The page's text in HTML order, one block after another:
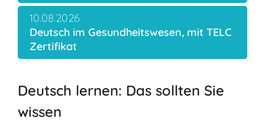
Deutsch im Gesundheitswesen, mit TELC
Zertifikat
10.08.2026
Deutsch lernen: Das sollten Sie
wissen